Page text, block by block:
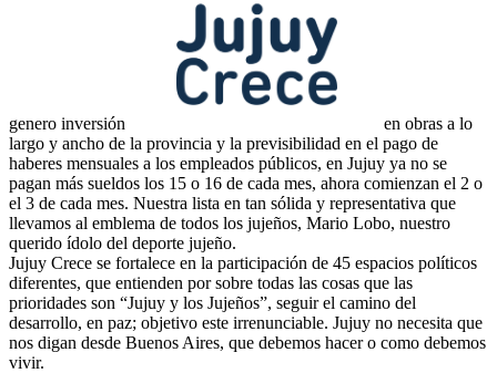
genero inversión
en obras a lo
largo y ancho de la provincia y la previsibilidad en el pago de
haberes mensuales a los empleados públicos, en Jujuy ya no se
pagan más sueldos los 15 o 16 de cada mes, ahora comienzan el 2 o
el 3 de cada mes. Nuestra lista en tan sólida y representativa que
llevamos al emblema de todos los jujeños, Mario Lobo, nuestro
querido ídolo del deporte jujeño.
Jujuy Crece se fortalece en la participación de 45 espacios políticos
diferentes, que entienden por sobre todas las cosas que las
prioridades son “Jujuy y los Jujeños”, seguir el camino del
desarrollo, en paz; objetivo este irrenunciable. Jujuy no necesita que
nos digan desde Buenos Aires, que debemos hacer o como debemos
vivir.